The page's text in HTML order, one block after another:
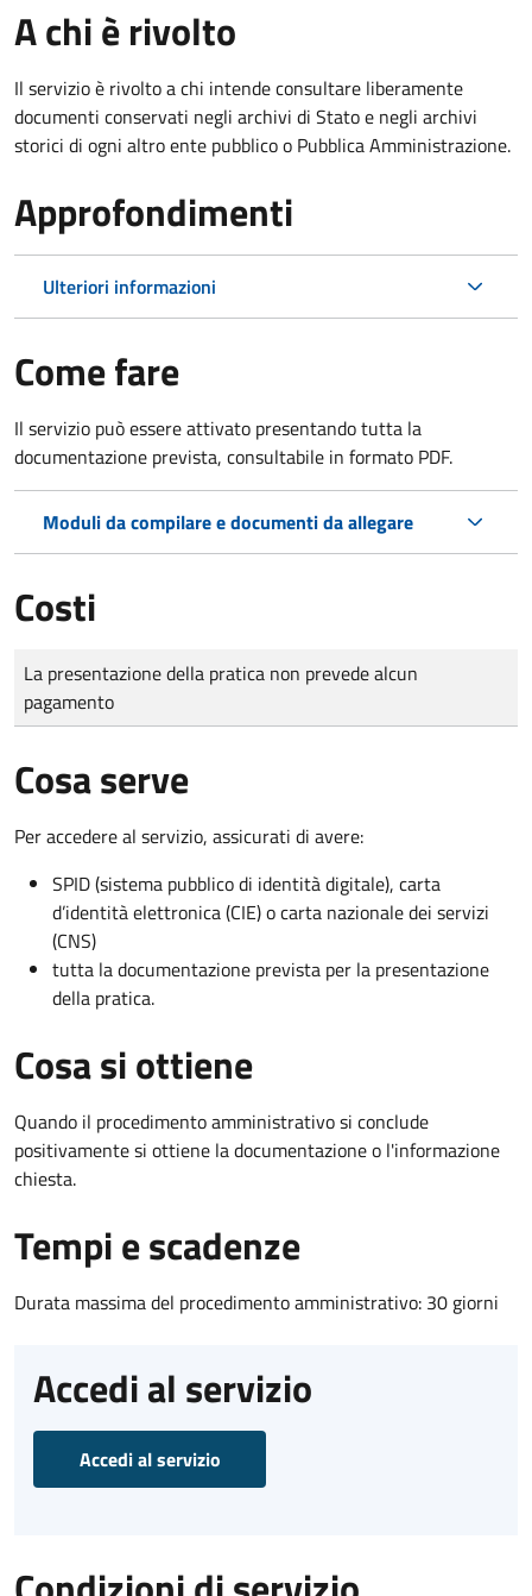
A chi è rivolto
Il servizio è rivolto a chi intende consultare liberamente
documenti conservati negli archivi di Stato e negli archivi
storici di ogni altro ente pubblico o Pubblica Amministrazione.
Approfondimenti
Ulteriori informazioni
Come fare
Il servizio può essere attivato presentando tutta la
documentazione prevista, consultabile in formato PDF.
Moduli da compilare e documenti da allegare
Costi
Tipo di pagamento
Importo
La presentazione della pratica non prevede alcun
pagamento
Cosa serve
Per accedere al servizio, assicurati di avere:
SPID (sistema pubblico di identità digitale), carta
d’identità elettronica (CIE) o carta nazionale dei servizi
(CNS)
tutta la documentazione prevista per la presentazione
della pratica.
Cosa si ottiene
Quando il procedimento amministrativo si conclude
positivamente si ottiene la documentazione o l'informazione
chiesta.
Tempi e scadenze
Durata massima del procedimento amministrativo: 30 giorni
Accedi al servizio
Accedi al servizio